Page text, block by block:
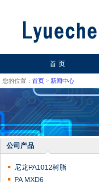
首 页
您的位置： 首页 > 新闻中心
公司产品
尼龙PA1012树脂
PA MXD6